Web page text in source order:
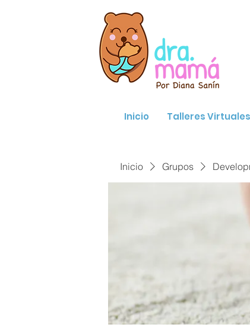
Inicio Talleres Virtuales
Inicio Grupos